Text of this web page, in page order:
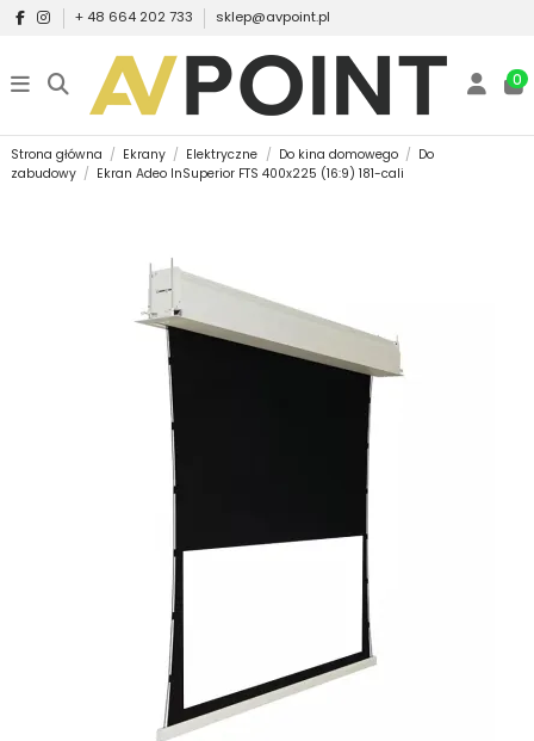
+ 48 664 202 733 sklep@avpoint.pl
0
Strona główna Ekrany Elektryczne Do kina domowego
Do
zabudowy
Ekran Adeo InSuperior FTS 400x225 (16:9) 181-cali